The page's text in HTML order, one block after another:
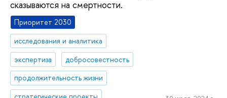
сказываются на смертности.
Приоритет 2030
исследования и аналитика
экспертиза
добросовестность
продолжительность жизни